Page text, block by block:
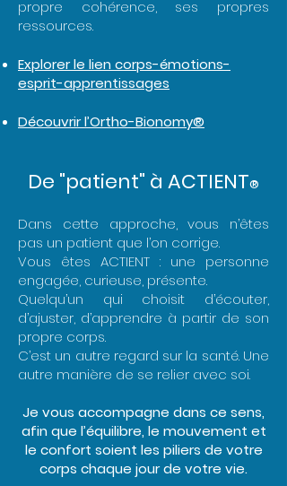
propre cohérence, ses propres
ressources.
Explorer le lien corps-émotions-
esprit-apprentissages
Découvrir l’Ortho-Bionomy®
De "patient" à ACTIENT®
Dans cette approche, vous n’êtes
pas un patient que l’on corrige.
Vous êtes ACTIENT : une personne
engagée, curieuse, présente.
Quelqu’un qui choisit d’écouter,
d’ajuster, d’apprendre à partir de son
propre corps.
C’est un autre regard sur la santé. Une
autre manière de se relier avec soi.
Je vous accompagne dans ce sens,
afin que l’équilibre, le mouvement et
le confort soient les piliers de votre
corps chaque jour de votre vie.